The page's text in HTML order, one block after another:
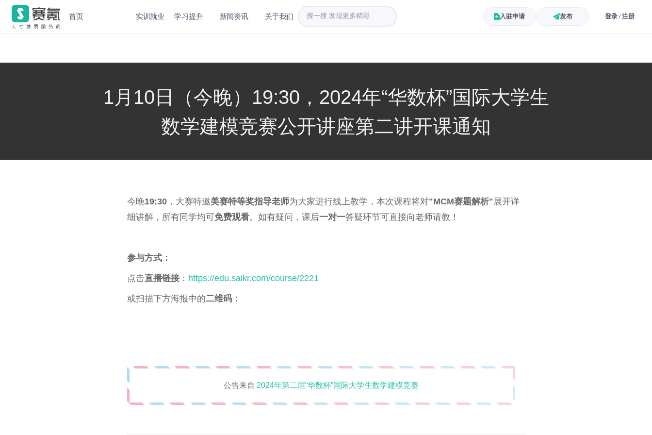
首页 实训就业 学习提升 新闻资讯 关于我们 入驻申请 发布 登录 / 注册
1月10日（今晚）19:30，2024年“华数杯”国际大学生
数学建模竞赛公开讲座第二讲开课通知
今晚19:30 ，大赛特邀美赛特等奖指导老师为大家进行线上教学，本次课程将对"MCM赛题解析"展开详
细讲解，所有同学均可免费观看。如有疑问，课后一对一答疑环节可直接向老师请教！
参与方式：
点击直播链接 ： https://edu.saikr.com/course/2221
或扫描下方海报中的二维码：
公告来自 2024年第二届“华数杯”国际大学生数学建模竞赛